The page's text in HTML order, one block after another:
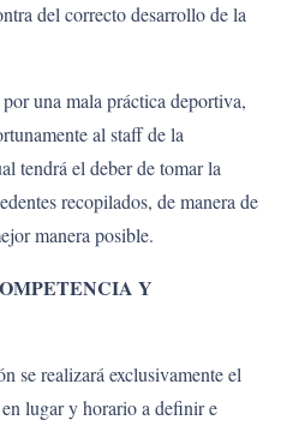
del correcto desarrollo de la
una mala práctica deportiva,
al staff de la
tendrá el deber de tomar la
recopilados, de manera de
manera posible.
Y
se realizará exclusivamente el
lugar y horario a definir e